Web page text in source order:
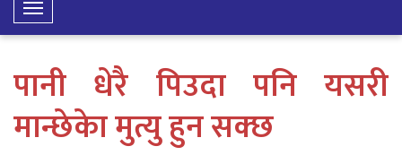
Toggle
Navigation
पानी धेरै पिउदा पनि यसरी
मान्छेकेा मुत्यु हुन सक्छ